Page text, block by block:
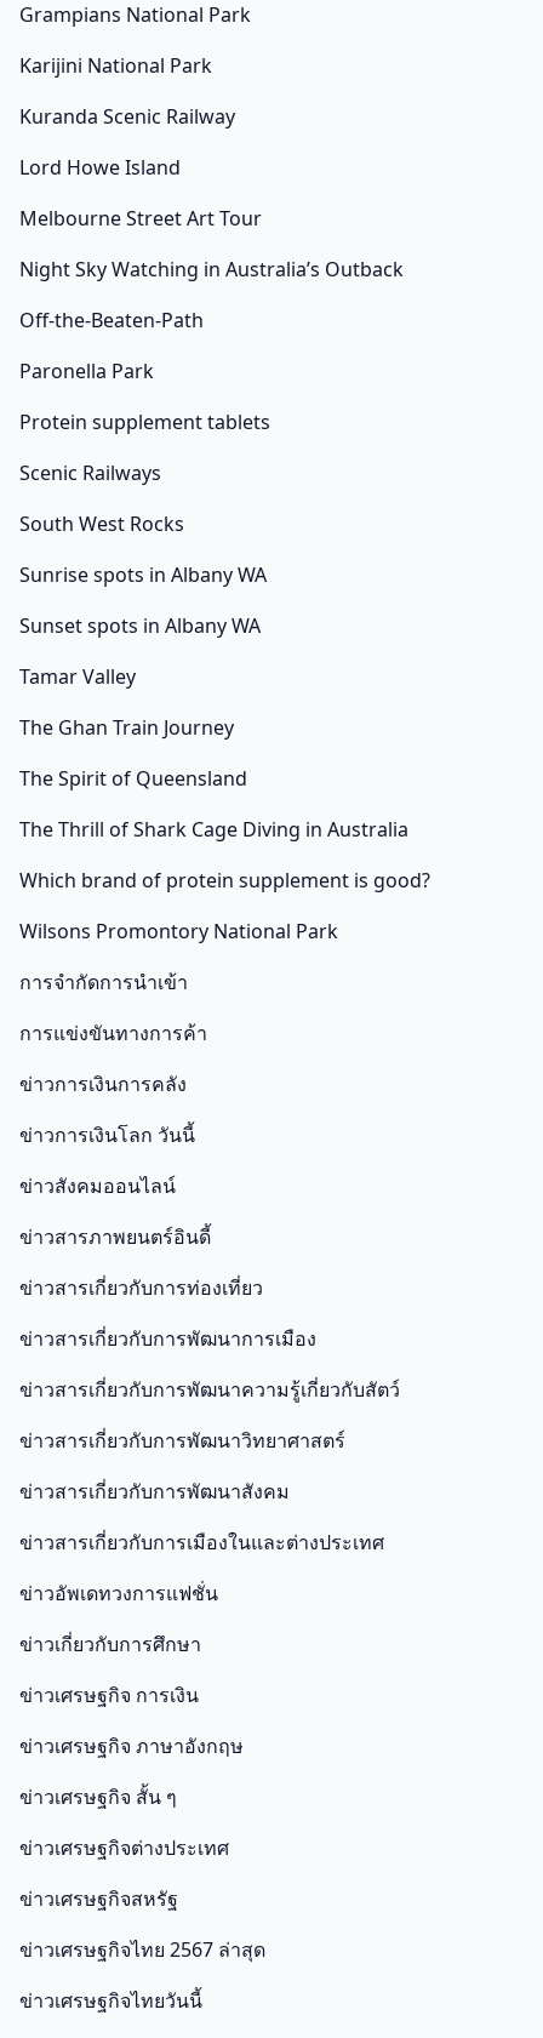
Grampians National Park
Karijini National Park
Kuranda Scenic Railway
Lord Howe Island
Melbourne Street Art Tour
Night Sky Watching in Australia’s Outback
Off-the-Beaten-Path
Paronella Park
Protein supplement tablets
Scenic Railways
South West Rocks
Sunrise spots in Albany WA
Sunset spots in Albany WA
Tamar Valley
The Ghan Train Journey
The Spirit of Queensland
The Thrill of Shark Cage Diving in Australia
Which brand of protein supplement is good?
Wilsons Promontory National Park
การจำกัดการนำเข้า
การแข่งขันทางการค้า
ข่าวการเงินการคลัง
ข่าวการเงินโลก วันนี้
ข่าวสังคมออนไลน์
ข่าวสารภาพยนตร์อินดี้
ข่าวสารเกี่ยวกับการท่องเที่ยว
ข่าวสารเกี่ยวกับการพัฒนาการเมือง
ข่าวสารเกี่ยวกับการพัฒนาความรู้เกี่ยวกับสัตว์
ข่าวสารเกี่ยวกับการพัฒนาวิทยาศาสตร์
ข่าวสารเกี่ยวกับการพัฒนาสังคม
ข่าวสารเกี่ยวกับการเมืองในและต่างประเทศ
ข่าวอัพเดทวงการแฟชั่น
ข่าวเกี่ยวกับการศึกษา
ข่าวเศรษฐกิจ การเงิน
ข่าวเศรษฐกิจ ภาษาอังกฤษ
ข่าวเศรษฐกิจ สั้น ๆ
ข่าวเศรษฐกิจต่างประเทศ
ข่าวเศรษฐกิจสหรัฐ
ข่าวเศรษฐกิจไทย 2567 ล่าสุด
ข่าวเศรษฐกิจไทยวันนี้